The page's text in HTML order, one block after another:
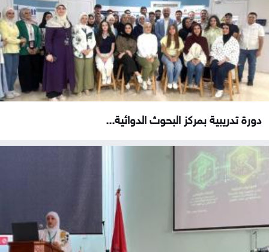
دورة تدريبية بمركز البحوث الدوائية...